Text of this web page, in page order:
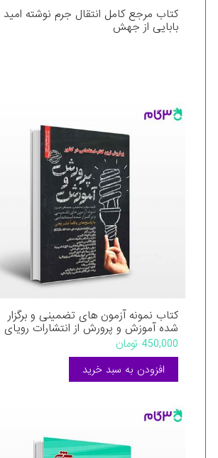
کتاب مرجع کامل انتقال جرم نوشته امید
بابایی از جهش
کتاب نمونه آزمون های تضمینی و برگزار
شده آموزش و پرورش از انتشارات رویای
سبز نوشته میلاد تراب ابطحی محمد علی
عزیزی
450,000 تومان